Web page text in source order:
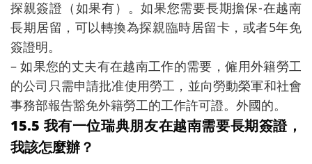
探親簽證（如果有）。如果您需要長期擔保-在越南
長期居留，可以轉換為探親臨時居留卡，或者5年免
簽證明。
– 如果您的丈夫有在越南工作的需要，僱用外籍勞工
的公司只需申請批准使用勞工，並向勞動榮軍和社會
事務部報告豁免外籍勞工的工作許可證。外國的。
15.5 我有一位瑞典朋友在越南需要長期簽證，
我該怎麼辦？